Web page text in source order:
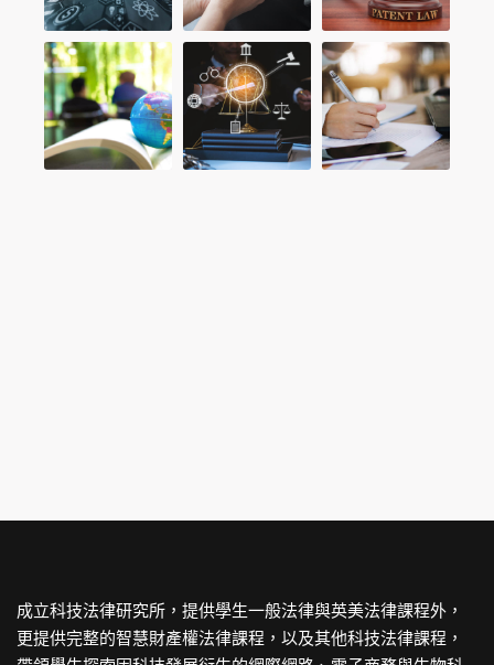
成立科技法律研究所，提供學生一般法律與英美法律課程外，
更提供完整的智慧財產權法律課程，以及其他科技法律課程，